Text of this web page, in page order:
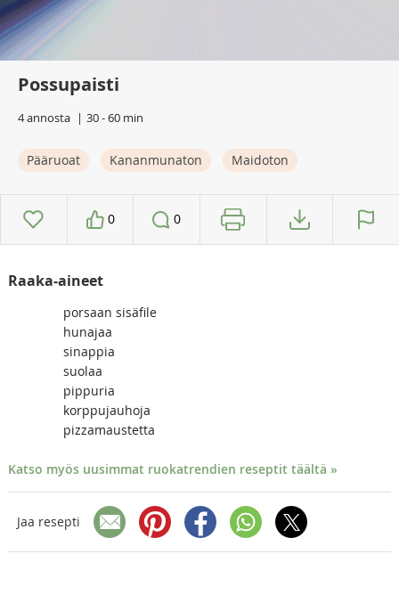
Possupaisti
4 annosta 30 - 60 min
Pääruoat Kananmunaton Maidoton
0 0
Raaka-aineet
porsaan sisäfile
hunajaa
sinappia
suolaa
pippuria
korppujauhoja
pizzamaustetta
Katso myös uusimmat ruokatrendien reseptit täältä »
Jaa resepti